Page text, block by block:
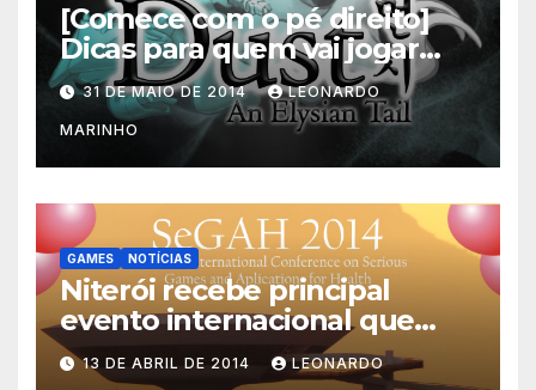
[Comece com o pé direito]
Dicas para quem vai jogar
Dust: An Elysian Tail
31 DE MAIO DE 2014 LEONARDO
MARINHO
GAMES NOTÍCIAS
Niterói recebe principal
evento internacional que
mescla saúde e jogos
13 DE ABRIL DE 2014 LEONARDO